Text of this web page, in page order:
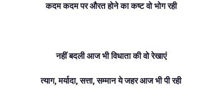
कदम कदम पर औरत होने का कष्ट वो‌ भोग रही
नहीं बदली आज भी विधाता की वो रेखाएं
त्याग, मर्यादा, सत्ता, सम्मान ये जहर आज भी पी रही